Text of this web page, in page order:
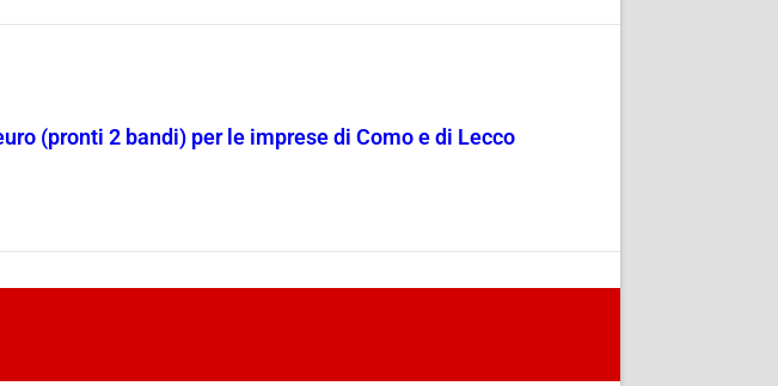
(pronti 2 bandi) per le imprese di Como e di Lecco